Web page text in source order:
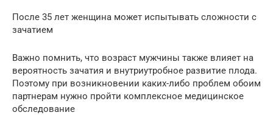
После 35 лет женщина может испытывать сложности с
зачатием
Важно помнить, что возраст мужчины также влияет на
вероятность зачатия и внутриутробное развитие плода.
Поэтому при возникновении каких-либо проблем обоим
партнерам нужно пройти комплексное медицинское
обследование